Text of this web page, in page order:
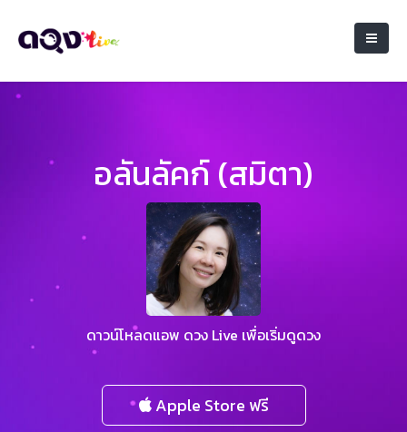
อลันลัคก์ (สมิตา)
ดาวน์โหลดแอพ ดวง Live เพื่อเริ่มดูดวง
Apple Store ฟรี